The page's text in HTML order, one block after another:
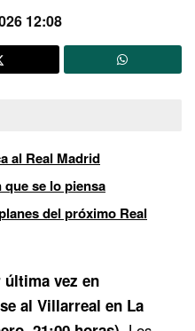
12:08
al Real Madrid
se lo piensa
del próximo Real
última vez en
al Villarreal en La